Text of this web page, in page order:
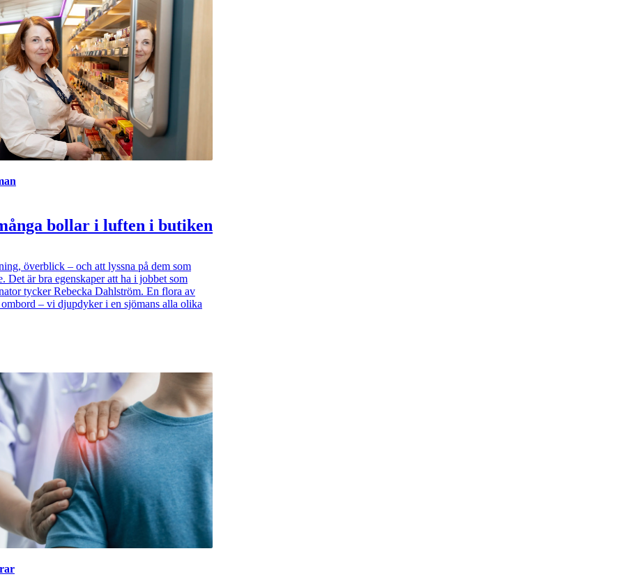
bollar i luften i butiken
överblick – och att lyssna på dem som
Det är bra egenskaper att ha i jobbet som
tycker Rebecka Dahlström. En flora av
– vi djupdyker i en sjömans alla olika